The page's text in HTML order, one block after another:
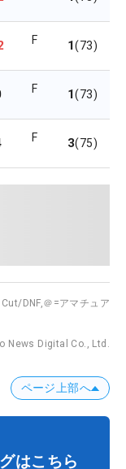
F 1(73)
F 1(73)
F 3(75)
DNF,＠=アマチュア
News Digital Co., Ltd.
ページ上部へ
はこちら